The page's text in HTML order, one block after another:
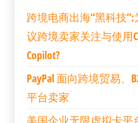
跨境电商出海“黑科技
议跨境卖家关注与使用
Copilot?
PayPal 面向跨境贸易、
平台卖家
美国企业无限虚拟卡平